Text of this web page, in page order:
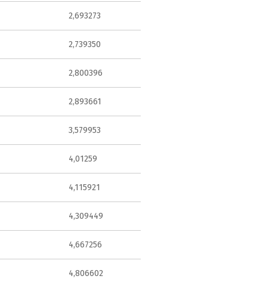
2,693273
2,739350
2,800396
2,893661
3,579953
4,01259
4,115921
4,309449
4,667256
4,806602